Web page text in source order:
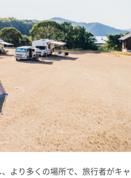
より多くの場所で、旅行者がキャ